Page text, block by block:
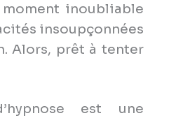
inoubliable
insoupçonnées
Alors, prêt à tenter
est une